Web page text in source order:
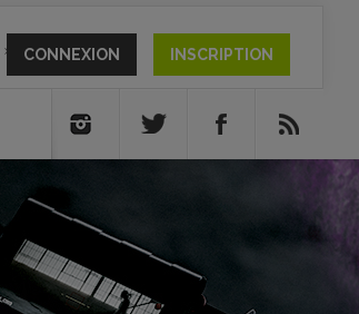
» CONNEXION INSCRIPTION